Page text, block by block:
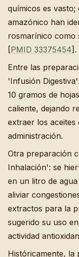
químicos es
amazónico han
rosmarínico como
[PMID 33375454].
Entre las
'Infusión
10 gramos de
caliente, dejando
extraer los aceites
administración.
Otra preparación
Inhalación': se
en un litro de
aliviar
extractos para la
sugerido su uso
actividad
Históricamente, la